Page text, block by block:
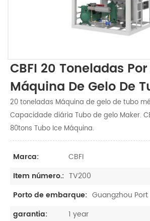
CBFI 20 Toneladas
Máquina De Gelo De
20 toneladas Máquina de gelo de tubo
Capacidade diária Tubo de gelo Maker.
80tons Tubo Ice Máquina.
Marca:
CBFI
Item número.: TV200
Porto de embarque: Guangzhou Port
garantia:
1 year